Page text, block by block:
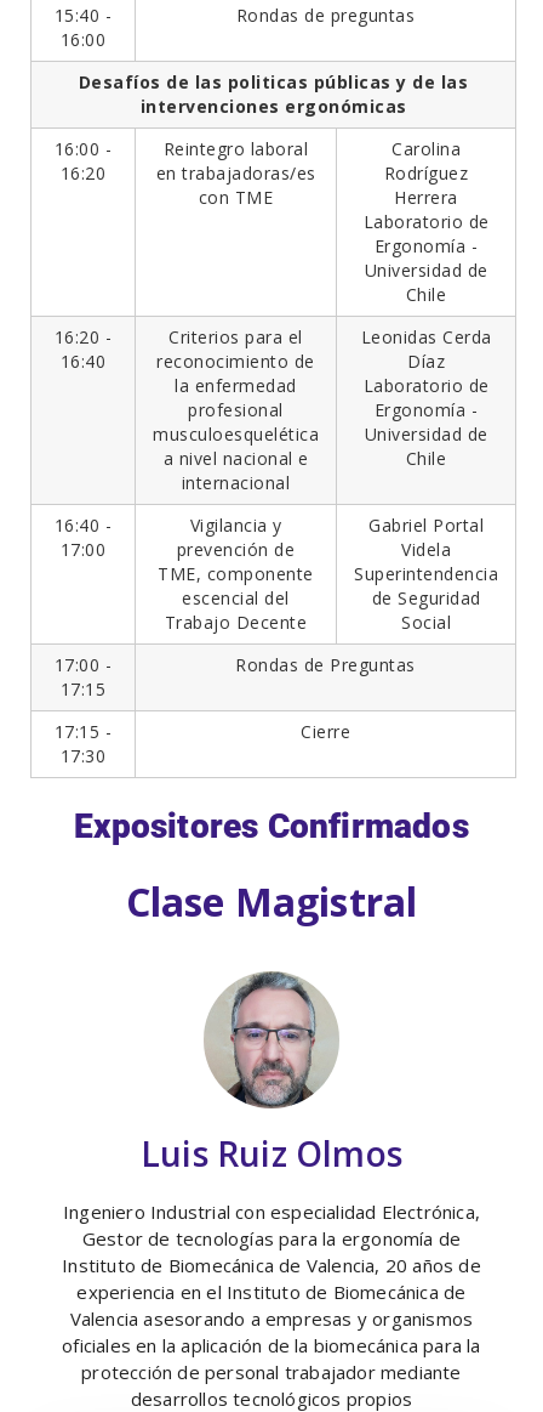
15:40 -
16:00
Rondas de preguntas
Desafíos de las politicas públicas y de las
intervenciones ergonómicas
16:00 -
16:20
Reintegro laboral
en trabajadoras/es
con TME
Carolina
Rodríguez
Herrera
Laboratorio de
Ergonomía -
Universidad de
Chile
16:20 -
16:40
Criterios para el
reconocimiento de
la enfermedad
profesional
musculoesquelética
a nivel nacional e
internacional
Leonidas Cerda
Díaz
Laboratorio de
Ergonomía -
Universidad de
Chile
16:40 -
17:00
Vigilancia y
prevención de
TME, componente
escencial del
Trabajo Decente
Gabriel Portal
Videla
Superintendencia
de Seguridad
Social
17:00 -
17:15
Rondas de Preguntas
17:15 -
17:30
Cierre
Expositores Confirmados
Clase Magistral
Luis Ruiz Olmos
Ingeniero Industrial con especialidad Electrónica,
Gestor de tecnologías para la ergonomía de
Instituto de Biomecánica de Valencia, 20 años de
experiencia en el Instituto de Biomecánica de
Valencia asesorando a empresas y organismos
oficiales en la aplicación de la biomecánica para la
protección de personal trabajador mediante
desarrollos tecnológicos propios